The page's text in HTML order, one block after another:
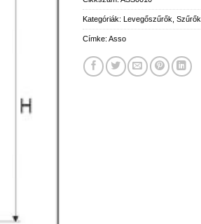
Kategóriák: Levegőszűrők Szűrők
Címke: Asso